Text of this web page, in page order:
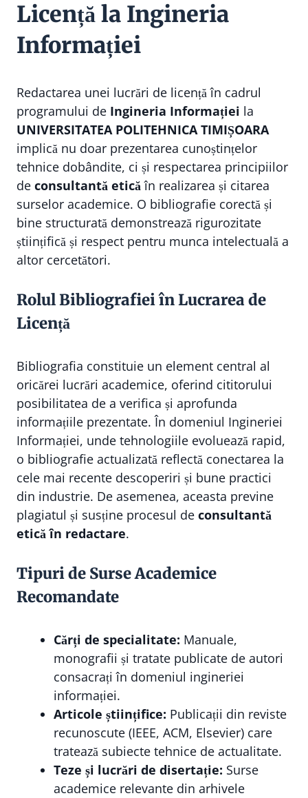
Licență la Ingineria
Informației
Redactarea unei lucrări de licență în cadrul
programului de Ingineria Informației la
UNIVERSITATEA POLITEHNICA TIMIȘOARA
implică nu doar prezentarea cunoștințelor
tehnice dobândite, ci și respectarea principiilor
de consultantă eticăîn realizarea și citarea
surselor academice. O bibliografie corectă și
bine structurată demonstrează rigurozitate
științifică și respect pentru munca intelectuală a
altor cercetători.
Rolul Bibliografiei în Lucrarea de
Licență
Bibliografia constituie un element central al
oricărei lucrări academice, oferind cititorului
posibilitatea de a verifica și aprofunda
informațiile prezentate. În domeniul Ingineriei
Informației, unde tehnologiile evoluează rapid,
o bibliografie actualizată reflectă conectarea la
cele mai recente descoperiri și bune practici
din industrie. De asemenea, aceasta previne
plagiatul și susține procesul de consultantă
etică în redactare.
Tipuri de Surse Academice
Recomandate
Cărți de specialitate: Manuale,
monografii și tratate publicate de autori
consacrați în domeniul ingineriei
informației.
Articole științifice: Publicații din reviste
recunoscute (IEEE, ACM, Elsevier) care
tratează subiecte tehnice de actualitate.
Teze și lucrări de disertație: Surse
academice relevante din arhivele